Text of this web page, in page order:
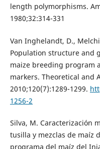
length polymorphisms.
1980;32:314-331
Van Inghelandt, D.,
Population structure and
maize breeding program
markers. Theoretical and
2010;120(7):1289-1299.
1256-2
Silva, M. Caracterización
tusilla y mezclas de maíz
programa del maíz del